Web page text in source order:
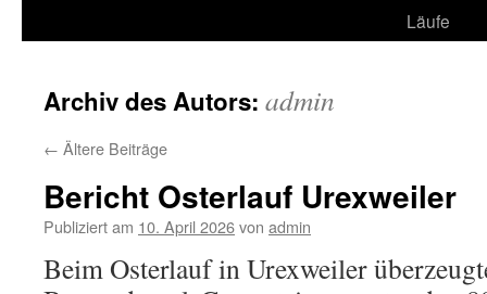
Läufe
Archiv des Autors: admin
← Ältere Beiträge
Bericht Osterlauf Urexweiler
Publiziert am 10. April 2026von admin
Beim Osterlauf in Urexweiler